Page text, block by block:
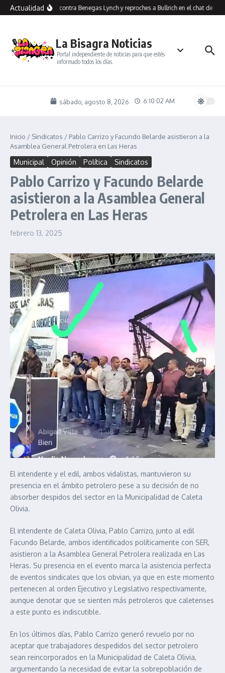
Saltar al contenido
ActualidadInsultos contra Benegas Lynch y reproches a Bullrich en el chat de los
La Bisagra Noticias
Portal independiente de noticias para que estés
informado todos los días.
sábado, agosto 8, 2026 6:10:02 AM
Inicio / Sindicatos / Pablo Carrizo y Facundo Belarde asistieron a la
Asamblea General Petrolera en Las Heras
Municipal Opinión Política Sindicatos
Pablo Carrizo y Facundo Belarde
asistieron a la Asamblea General
Petrolera en Las Heras
febrero 13, 2025
El intendente y el edil, ambos vidalistas, mantuvieron su
presencia en el ámbito petrolero pese a su decisión de no
absorber despidos del sector en la Municipalidad de Caleta
Olivia.
El intendente de Caleta Olivia, Pablo Carrizo, junto al edil
Facundo Belarde, ambos identificados políticamente con SER,
asistieron a la Asamblea General Petrolera realizada en Las
Heras. Su presencia en el evento marca la asistencia perfecta
de eventos sindicales que los obvian, ya que en este momento
pertenecen al orden Ejecutivo y Legislativo respectivamente,
aunque denotar que se sienten más petroleros que caletenses
a este punto es indiscutible.
En los últimos días, Pablo Carrizo generó revuelo por no
aceptar que trabajadores despedidos del sector petrolero
sean reincorporados en la Municipalidad de Caleta Olivia,
argumentando la necesidad de evitar la sobrepoblación de